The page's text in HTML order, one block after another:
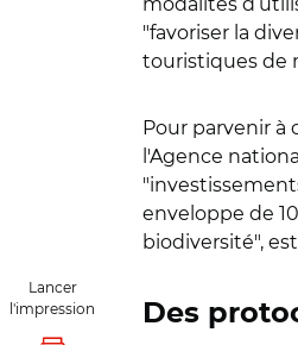
Lancer
l'impression
"favoriser la
touristiques de
Pour parvenir à
l'Agence
enveloppe de
biodiversité",
Des